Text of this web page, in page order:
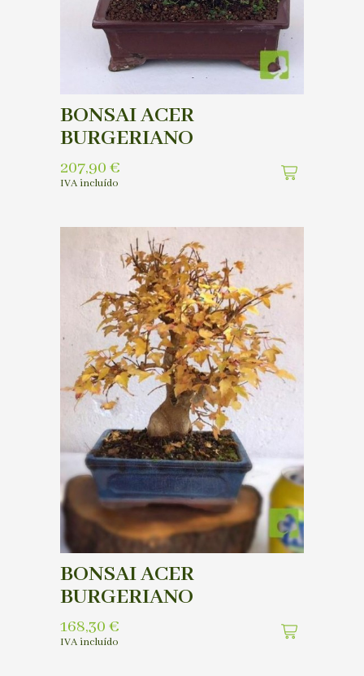
BONSAI ACER
BURGERIANO
207,90 €
IVA incluído
BONSAI ACER
BURGERIANO
168,30 €
IVA incluído